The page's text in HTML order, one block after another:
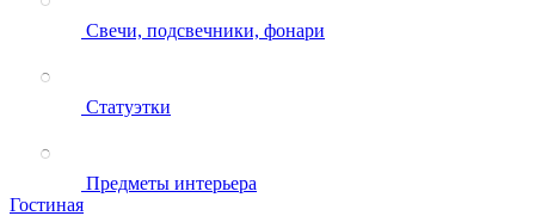
Свечи, подсвечники, фонари
Статуэтки
Предметы интерьера
Гостиная